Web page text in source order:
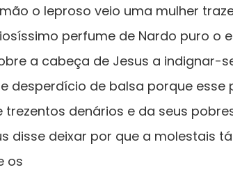
o leproso veio uma mulher
perfume de Nardo puro o
a cabeça de Jesus a indignar-
desperdício de balsa porque esse
trezentos denários e da seus
disse deixar por que a molestais
os